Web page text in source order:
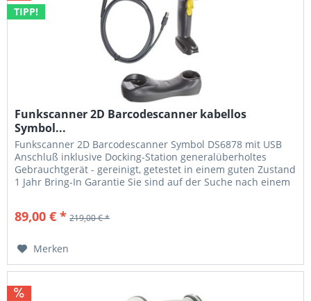
TIPP!
Funkscanner 2D Barcodescanner kabellos
Symbol...
Funkscanner 2D Barcodescanner Symbol DS6878 mit USB
Anschluß inklusive Docking-Station generalüberholtes
Gebrauchtgerät - gereinigt, getestet in einem guten Zustand
1 Jahr Bring-In Garantie Sie sind auf der Suche nach einem
alle Vorteile des kabellosen scannens. Der...
89,00 € * 219,00 € *
Merken